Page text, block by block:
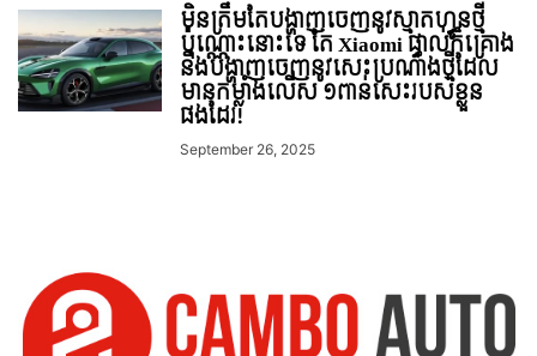
មិនត្រឹមតែបង្ហាញចេញនូវស្មាតហ្វូនថ្មី
ប៉ុណ្ណោះនោះទេ តែ Xiaomi ផ្ទាល់ក៏គ្រោង
នឹងបង្ហាញចេញនូវសេះប្រណាំងថ្មីដែល
មានកម្លាំងលើស ១ពាន់សេះរបស់ខ្លួន
ផងដែរ!
September 26, 2025